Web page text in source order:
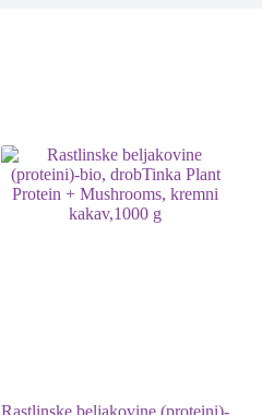
Rastlinske beljakovine (proteini)-